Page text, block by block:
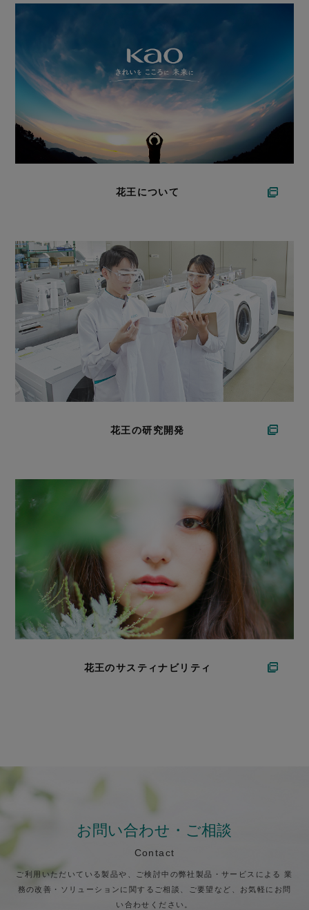
花王について
花王の研究開発
花王のサスティナビリティ
お問い合わせ・ご相談
Contact
ご利用いただいている製品や、ご検討中の弊社製品・サービスによる 業
務の改善・ソリューションに関するご相談、ご要望など、お気軽にお問
い合わせください。